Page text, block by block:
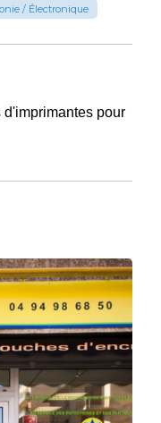
/ Électronique
d'imprimantes pour